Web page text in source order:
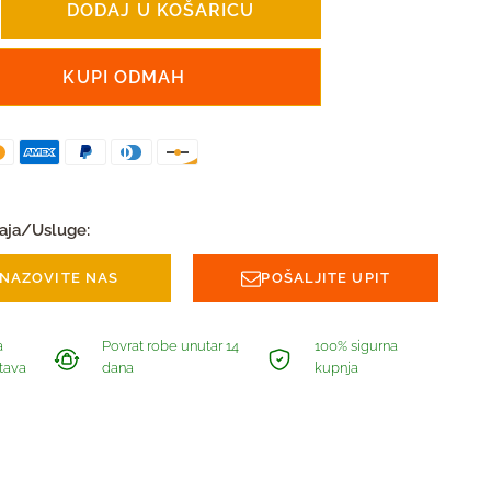
DODAJ U KOŠARICU
KUPI ODMAH
Usluge:
NAS POŠALJITE UPIT
Povrat robe unutar 14
dana
100% sigurna
kupnja